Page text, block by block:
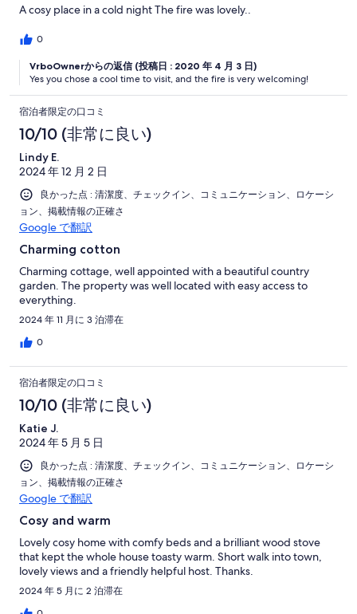
A cosy place in a cold night The fire was lovely..
0
VrboOwnerからの返信 (投稿日 : 2020 年 4 月 3 日)
Yes you chose a cool time to visit, and the fire is very welcoming!
宿泊者限定の口コミ
10/10 (非常に良い)
Lindy E.
2024 年 12 月 2 日
良かった点 : 清潔度、チェックイン、コミュニケーション、ロケーシ
ョン、掲載情報の正確さ
Google で翻訳
Charming cotton
Charming cottage, well appointed with a beautiful country
garden. The property was well located with easy access to
everything.
2024 年 11 月に 3 泊滞在
0
宿泊者限定の口コミ
10/10 (非常に良い)
Katie J.
2024 年 5 月 5 日
良かった点 : 清潔度、チェックイン、コミュニケーション、ロケーシ
ョン、掲載情報の正確さ
Google で翻訳
Cosy and warm
Lovely cosy home with comfy beds and a brilliant wood stove
that kept the whole house toasty warm. Short walk into town,
lovely views and a friendly helpful host. Thanks.
2024 年 5 月に 2 泊滞在